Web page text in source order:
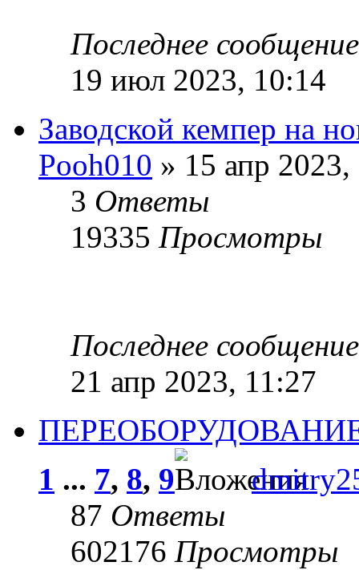
Последнее
19 июл 2023, 10:14
Заводской кемпер на
Pooh010 » 15 апр
3 Ответы
19335 Просмотры
Последнее
21 апр 2023, 11:27
1 ... 7, 8, 9
87 Ответы
602176 Просмотры